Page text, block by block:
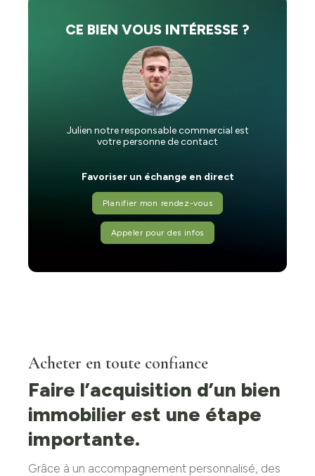
CE BIEN VOUS INTÉRESSE ?
Julien notre responsable commercial est
votre personne de contact
Favoriser un échange en direct
Planifier mon rendez-vous
Appeler pour des infos
Acheter en toute confiance
Faire l’acquisition d’un bien
immobilier est une étape
importante.
Grâce à un accompagnement personnalisé, des